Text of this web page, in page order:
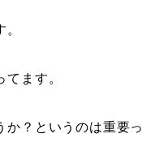
。
ます。
か？というのは重要っ